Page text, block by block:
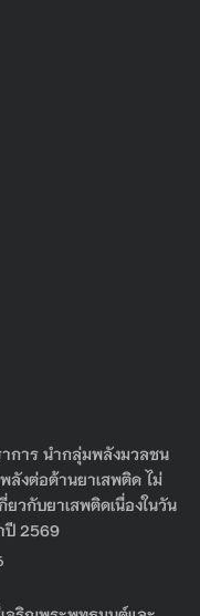
การ นำกลุ่มพลังมวลชน
ลังต่อต้านยาเสพติด ไม่
ยวกับยาเสพติดเนื่องในวัน
ปี 2569